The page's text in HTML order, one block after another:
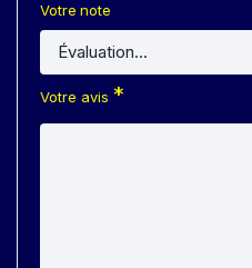
Votre note
Votre avis *